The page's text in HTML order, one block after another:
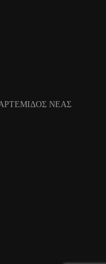
ΝΕΑΣ